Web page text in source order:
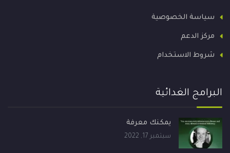
سياسة الخصوصية
مركز الدعم
شروط الاستخدام
البرامج الغدائية
يمكنك معرفة
سبتمبر 17, 2022